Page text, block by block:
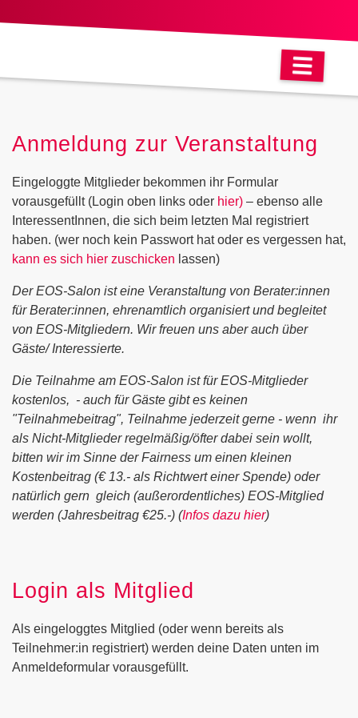
Anmeldung zur Veranstaltung
Eingeloggte Mitglieder bekommen ihr Formular
vorausgefüllt (Login oben links oder hier) – ebenso alle
InteressentInnen, die sich beim letzten Mal registriert
haben. (wer noch kein Passwort hat oder es vergessen hat,
kann es sich hier zuschicken lassen)
Der EOS-Salon ist eine Veranstaltung von Berater:innen
für Berater:innen, ehrenamtlich organisiert und begleitet
von EOS-Mitgliedern. Wir freuen uns aber auch über
Gäste/ Interessierte.
Die Teilnahme am EOS-Salon ist für EOS-Mitglieder
kostenlos, - auch für Gäste gibt es keinen
"Teilnahmebeitrag", Teilnahme jederzeit gerne - wenn ihr
als Nicht-Mitglieder regelmäßig/öfter dabei sein wollt,
bitten wir im Sinne der Fairness um einen kleinen
Kostenbeitrag (€ 13.- als Richtwert einer Spende) oder
natürlich gern gleich (außerordentliches) EOS-Mitglied
werden (Jahresbeitrag €25.-) (Infos dazu hier)
Login als Mitglied
Als eingeloggtes Mitglied (oder wenn bereits als
Teilnehmer:in registriert) werden deine Daten unten im
Anmeldeformular vorausgefüllt.